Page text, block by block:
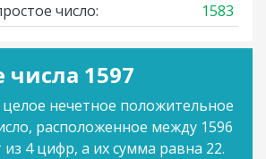
число:
1583
1597
целое нечетное положительное
расположенное между 1596
из 4 цифр, а их сумма равна 22.